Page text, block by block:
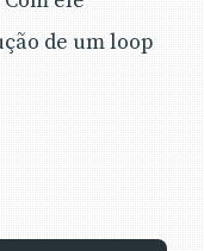
de um loop